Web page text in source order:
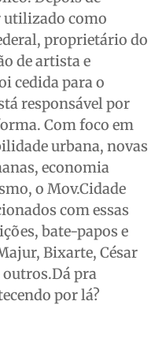
utilizado como
proprietário do
de artista e
cedida para o
responsável por
Com foco em
urbana, novas
economia
o Mov.Cidade
com essas
bate-papos e
Bixarte, César
outros.Dá pra
por lá?